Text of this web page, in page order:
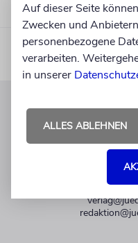
+49
Auf dieser Seite
Zwecken und
personenbezogene
verarbeiten.
in unserer
ALLES ABLEHNEN